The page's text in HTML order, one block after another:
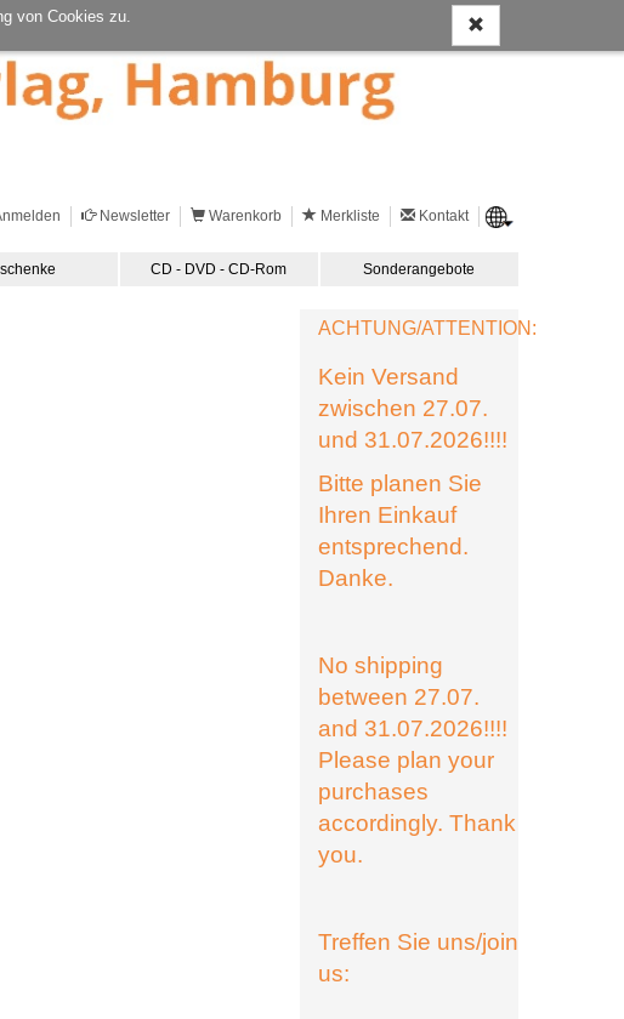
von Cookies zu.
Newsletter Warenkorb Merkliste Kontakt
CD - DVD - CD-Rom Sonderangebote
ACHTUNG/ATTENTION:
Kein Versand
zwischen 27.07.
und 31.07.2026!!!!
Bitte planen Sie
Ihren Einkauf
entsprechend.
Danke.
No shipping
between 27.07.
and 31.07.2026!!!!
Please plan your
purchases
accordingly. Thank
you.
Treffen Sie uns/join
us: